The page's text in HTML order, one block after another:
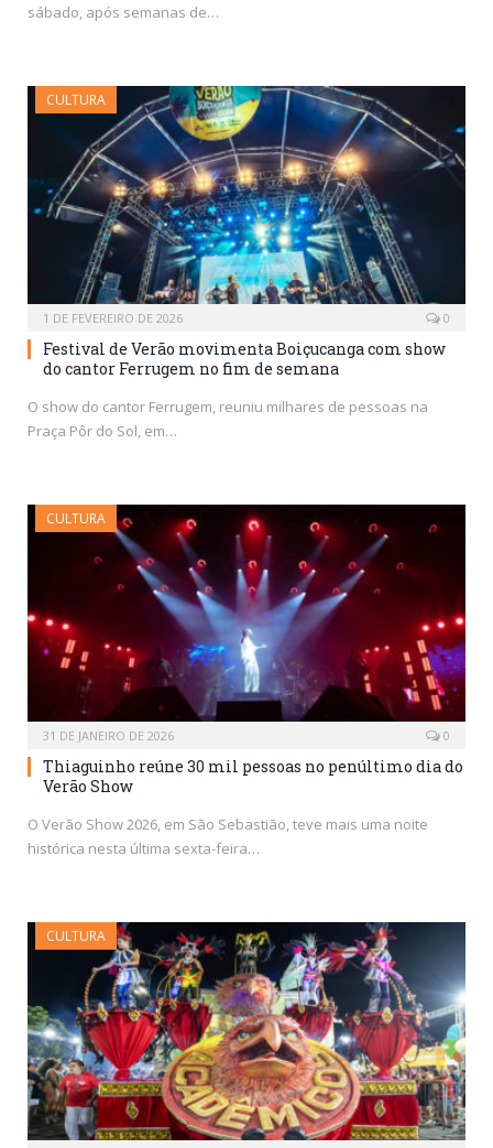
sábado, após semanas de…
CULTURA
1 DE FEVEREIRO DE 2026 0
Festival de Verão movimenta Boiçucanga com show
do cantor Ferrugem no fim de semana
O show do cantor Ferrugem, reuniu milhares de pessoas na
Praça Pôr do Sol, em…
CULTURA
31 DE JANEIRO DE 2026 0
Thiaguinho reúne 30 mil pessoas no penúltimo dia do
Verão Show
O Verão Show 2026, em São Sebastião, teve mais uma noite
histórica nesta última sexta-feira…
CULTURA